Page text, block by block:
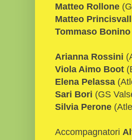
Matteo Rollone
Matteo
Tommaso Bonino
Arianna Rossini
Viola Aimo Boot
Elena Pelassa
Sari Bori (GS
Silvia Perone
Accompagnatori